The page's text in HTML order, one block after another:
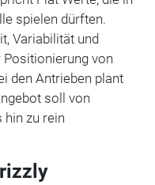
spielen dürften.
Variabilität und
von
den Antrieben plant
soll von
zu rein